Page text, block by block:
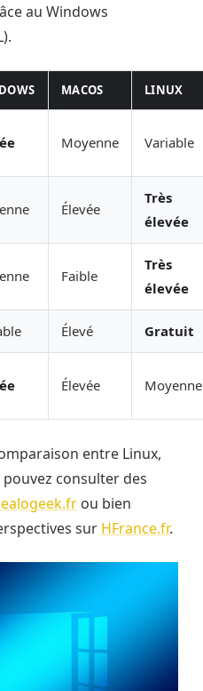
au Windows
MACOS LINUX
Moyenne Variable
Élevée
Très
élevée
Faible
Très
élevée
Élevé Gratuit
Élevée Moyenne
entre Linux,
consulter des
ou bien
sur HFrance.fr.